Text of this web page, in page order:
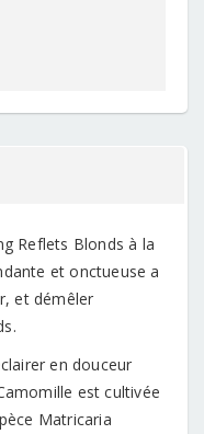
Reflets Blonds à la
et onctueuse a
et démêler
en douceur
est cultivée
Matricaria